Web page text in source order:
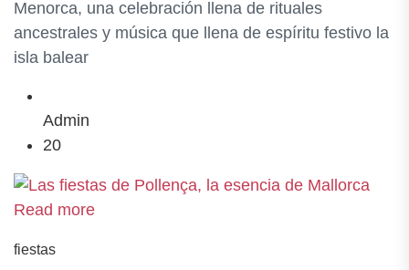
Menorca, una celebración llena de rituales
ancestrales y música que llena de espíritu festivo la
isla balear
Admin
20
Read more
fiestas